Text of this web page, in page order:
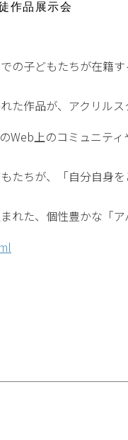
作品展示会
の子どもたちが在籍
作品が、アクリルス
Web上のコミュニテ
たちが、「自分自身
た、個性豊かな「ア